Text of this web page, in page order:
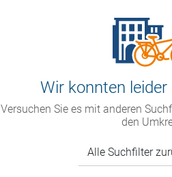
Wir konnten
Versuchen Sie es mit anderen
den
Alle Suchfilter